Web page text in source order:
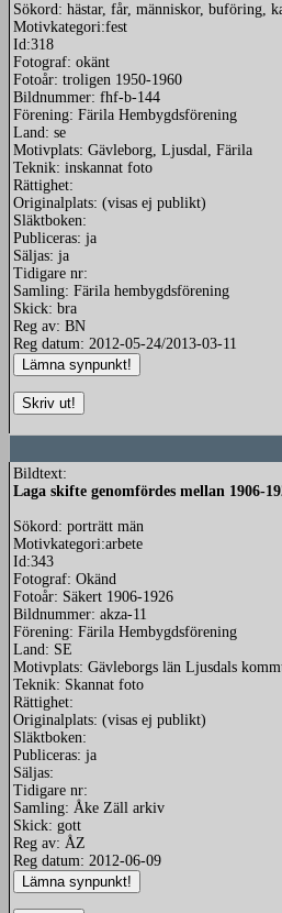
Sökord: hästar, får, människor, buföring,
Motivkategori:fest
Id:318
Fotograf: okänt
Fotoår: troligen 1950-1960
Bildnummer: fhf-b-144
Förening: Färila Hembygdsförening
Land: se
Motivplats: Gävleborg, Ljusdal, Färila
Teknik: inskannat foto
Rättighet:
Originalplats: (visas ej publikt)
Släktboken:
Publiceras: ja
Säljas: ja
Tidigare nr:
Samling: Färila hembygdsförening
Skick: bra
Reg av: BN
Reg datum: 2012-05-24/2013-03-11
Bildtext:
Laga skifte genomfördes mellan
Sökord: porträtt män
Motivkategori:arbete
Id:343
Fotograf: Okänd
Fotoår: Säkert 1906-1926
Bildnummer: akza-11
Förening: Färila Hembygdsförening
Land: SE
Motivplats: Gävleborgs län Ljusdals
Teknik: Skannat foto
Rättighet:
Originalplats: (visas ej publikt)
Släktboken:
Publiceras: ja
Säljas:
Tidigare nr:
Samling: Åke Zäll arkiv
Skick: gott
Reg av: ÅZ
Reg datum: 2012-06-09